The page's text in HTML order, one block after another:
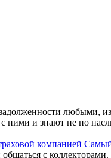
любыми,
с ними и знают не по
компанией
с